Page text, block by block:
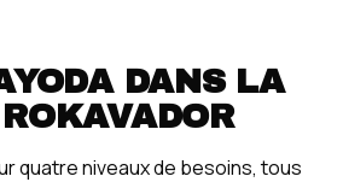
DANS LA
quatre niveaux de besoins, tous